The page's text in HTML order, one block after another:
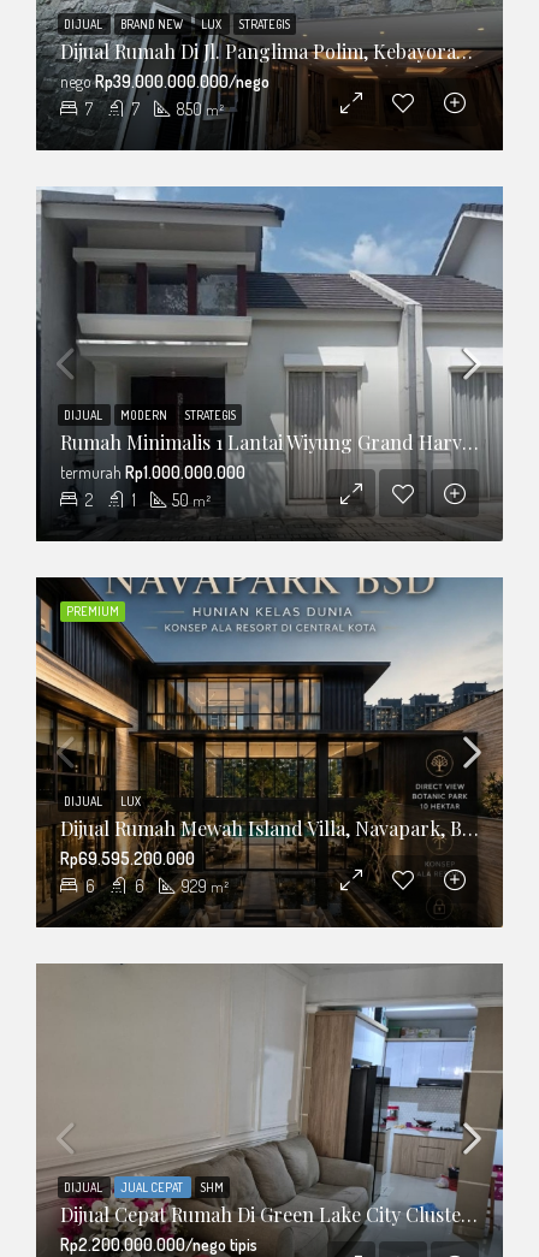
Dijual Rumah Di Jl. Panglima Polim, Kebayoran Baru, Jakarta Selatan
7 7 850 m²
negoRp39.000.000.000/nego
DIJUAL BRAND NEW LUX STRATEGIS
Rumah Minimalis 1 Lantai Wiyung Grand Harvest Tipe Apple
2 1 50 m²
termurah Rp1.000.000.000
DIJUAL MODERN STRATEGIS
Dijual Rumah Mewah Island Villa, Navapark, BSD City
6 6 929 m²
Rp69.595.200.000
DIJUAL LUX
PREMIUM
Dijual Cepat Rumah Di Green Lake City Cluster West Europe, Tangerang
Rp2.200.000.000/nego tipis
DIJUAL JUAL CEPAT SHM